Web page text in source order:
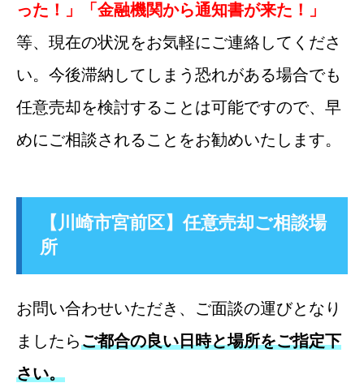
った！」「金融機関から通知書が来た！」
等、現在の状況をお気軽にご連絡してくださ
い。今後滞納してしまう恐れがある場合でも
任意売却を検討することは可能ですので、早
めにご相談されることをお勧めいたします。
【川崎市宮前区】任意売却ご相談場
所
お問い合わせいただき、ご面談の運びとなり
ましたらご都合の良い日時と場所をご指定下
さい。